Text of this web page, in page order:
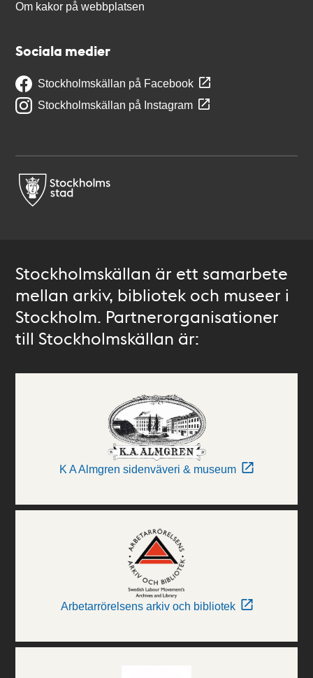
Om kakor på webbplatsen
Sociala medier
Stockholmskällan på Facebook
Stockholmskällan på Instagram
Stockholmskällan är ett samarbete
mellan arkiv, bibliotek och museer i
Stockholm. Partnerorganisationer
till Stockholmskällan är:
K A Almgren sidenväveri & museum
Arbetarrörelsens arkiv och bibliotek